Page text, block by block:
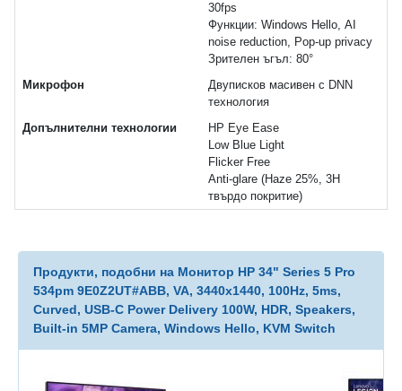
30fps
Функции: Windows Hello, AI
noise reduction, Pop-up privacy
Зрителен ъгъл: 80°
Микрофон
Двуписков масивен с DNN
технология
Допълнителни технологии
HP Eye Ease
Low Blue Light
Flicker Free
Anti-glare (Haze 25%, 3H
твърдо покритие)
Продукти, подобни на Монитор HP 34" Series 5 Pro
534pm 9E0Z2UT#ABB, VA, 3440x1440, 100Hz, 5ms,
Curved, USB-C Power Delivery 100W, HDR, Speakers,
Built-in 5MP Camera, Windows Hello, KVM Switch